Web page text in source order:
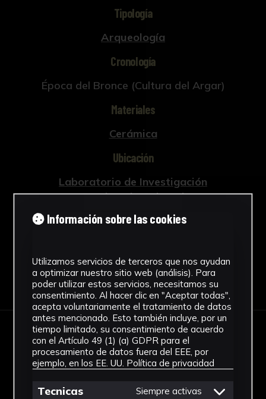
Tipología
Arqueología
Cronología
Época del Bronce (Cultura del Argar)
Materiales
Cerámica
Ubicación
Laboratorio de Investigación
Patrimonio Cultural
Ver más
Descargar Ficha
IMÁGENES
Información sobre las cookies
Utilizamos servicios de terceros que nos ayudan
a optimizar nuestro sitio web (análisis). Para
poder utilizar estos servicios, necesitamos su
consentimiento. Al hacer clic en "Aceptar todas",
acepta voluntariamente el tratamiento de datos
antes mencionado. Esto también incluye, por un
tiempo limitado, su consentimiento de acuerdo
con el Artículo 49 (1) (a) GDPR para el
procesamiento de datos fuera del EEE, por
ejemplo, en los EE. UU. Política de privacidad
Tecnicas Siempre activas